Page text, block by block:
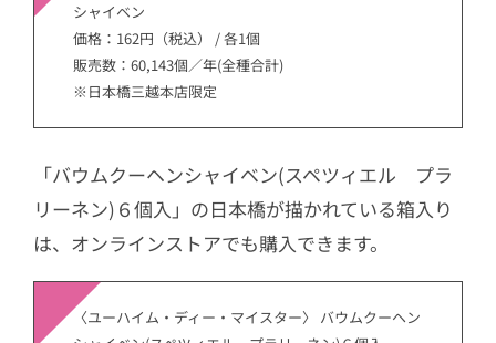
シャイベン
価格：162円（税込） / 各1個
販売数：60,143個／年(全種合計)
※日本橋三越本店限定
「バウムクーヘンシャイベン(スペツィエル プラ
リーネン)６個入」の日本橋が描かれている箱入り
は、オンラインストアでも購入できます。
〈ユーハイム・ディー・マイスター〉 バウムクーヘン